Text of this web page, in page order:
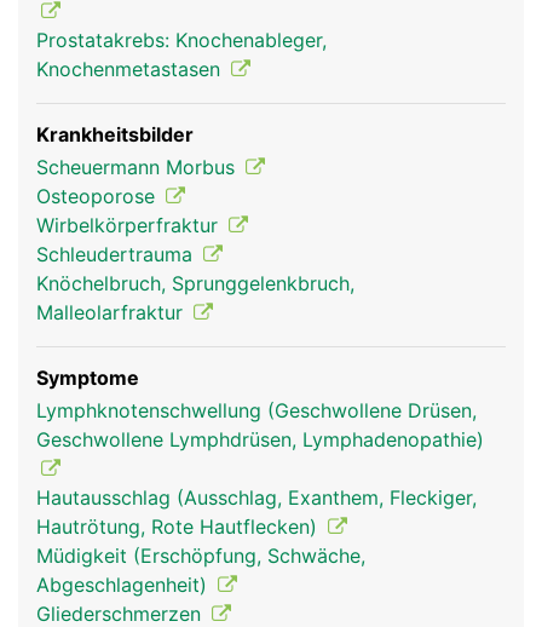
Prostatakrebs: Knochenableger,
Knochenmetastasen
Krankheitsbilder
Scheuermann Morbus
Osteoporose
Wirbelkörperfraktur
Schleudertrauma
Knöchelbruch, Sprunggelenkbruch,
Malleolarfraktur
Symptome
Lymphknotenschwellung (Geschwollene Drüsen,
Geschwollene Lymphdrüsen, Lymphadenopathie)
Hautausschlag (Ausschlag, Exanthem, Fleckiger,
Hautrötung, Rote Hautflecken)
Müdigkeit (Erschöpfung, Schwäche,
Abgeschlagenheit)
Gliederschmerzen